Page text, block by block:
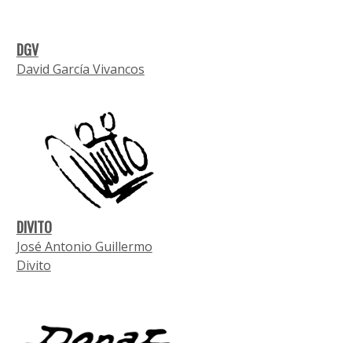
DGV
David García Vivancos
DIVITO
José Antonio Guillermo
Divito